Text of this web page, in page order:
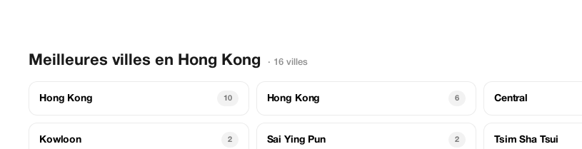
Meilleures villes en Hong Kong · 16 villes
Hong Kong 10 Hong Kong 6 Central
Kowloon 2 Sai Ying Pun 2 Tsim Sha Tsui